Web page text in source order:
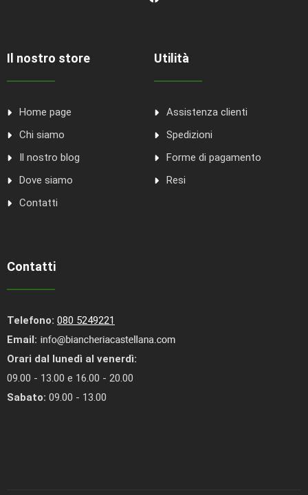
Il nostro store
Home page
Chi siamo
Il nostro blog
Dove siamo
Contatti
Utilità
Assistenza clienti
Spedizioni
Forme di pagamento
Resi
Contatti
Telefono: 080 5249221
Email:
Orari dal lunedì al venerdì:
09.00 - 13.00 e 16.00 - 20.00
Sabato: 09.00 - 13.00